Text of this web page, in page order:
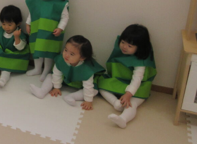
園児募集要項
美⽊多チコス
美⽊多チコスについて